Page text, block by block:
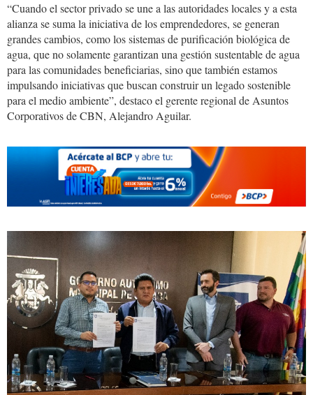
“Cuando el sector privado se une a las autoridades locales y a esta
alianza se suma la iniciativa de los emprendedores, se generan
grandes cambios, como los sistemas de purificación biológica de
agua, que no solamente garantizan una gestión sustentable de agua
para las comunidades beneficiarias, sino que también estamos
impulsando iniciativas que buscan construir un legado sostenible
para el medio ambiente”, destaco el gerente regional de Asuntos
Corporativos de CBN, Alejandro Aguilar.
cbn.sacaba.jpg